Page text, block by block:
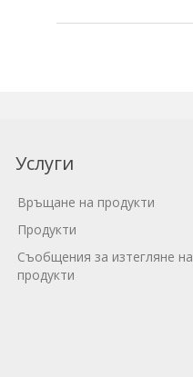
Услуги
Връщане на продукти
Продукти
Съобщения за изтегляне на
продукти